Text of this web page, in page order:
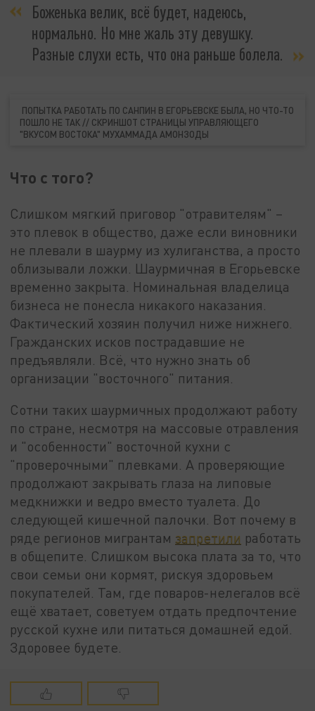
Боженька велик, всё будет, надеюсь,
нормально. Но мне жаль эту девушку.
Разные слухи есть, что она раньше болела.
ПОПЫТКА РАБОТАТЬ ПО САНПИН В ЕГОРЬЕВСКЕ БЫЛА, НО ЧТО-ТО
ПОШЛО НЕ ТАК // СКРИНШОТ СТРАНИЦЫ УПРАВЛЯЮЩЕГО
"ВКУСОМ ВОСТОКА" МУХАММАДА АМОНЗОДЫ
Что с того?
Слишком мягкий приговор "отравителям" –
это плевок в общество, даже если виновники
не плевали в шаурму из хулиганства, а просто
облизывали ложки. Шаурмичная в Егорьевске
временно закрыта. Номинальная владелица
бизнеса не понесла никакого наказания.
Фактический хозяин получил ниже нижнего.
Гражданских исков пострадавшие не
предъявляли. Всё, что нужно знать об
организации "восточного" питания.
Сотни таких шаурмичных продолжают работу
по стране, несмотря на массовые отравления
и "особенности" восточной кухни с
"проверочными" плевками. А проверяющие
продолжают закрывать глаза на липовые
медкнижки и ведро вместо туалета. До
следующей кишечной палочки. Вот почему в
ряде регионов мигрантам запретили работать
в общепите. Слишком высока плата за то, что
свои семьи они кормят, рискуя здоровьем
покупателей. Там, где поваров-нелегалов всё
ещё хватает, советуем отдать предпочтение
русской кухне или питаться домашней едой.
Здоровее будете.